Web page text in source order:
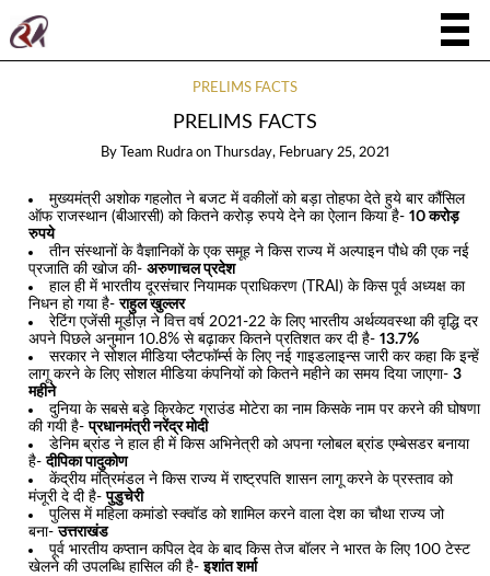
PRELIMS FACTS
PRELIMS FACTS
By Team Rudra on Thursday, February 25, 2021
मुख्यमंत्री अशोक गहलोत ने बजट में वकीलों को बड़ा तोहफा देते हुये बार कौंसिल
ऑफ राजस्थान (बीआरसी) को कितने करोड़ रुपये देने का ऐलान किया है-10 करोड़
रुपये
तीन संस्थानों के वैज्ञानिकों के एक समूह ने किस राज्य में अल्पाइन पौधे की एक नई
प्रजाति की खोज की-अरुणाचल प्रदेश
हाल ही में भारतीय दूरसंचार नियामक प्राधिकरण (TRAI) के किस पूर्व अध्यक्ष का
निधन हो गया है-राहुल खुल्लर
रेटिंग एजेंसी मूडीज़ ने वित्त वर्ष 2021-22 के लिए भारतीय अर्थव्यवस्था की वृद्धि दर
अपने पिछले अनुमान 10.8% से बढ़ाकर कितने प्रतिशत कर दी है-13.7%
सरकार ने सोशल मीडिया प्लैटफॉर्म्स के लिए नई गाइडलाइन्स जारी कर कहा कि इन्हें
लागू करने के लिए सोशल मीडिया कंपनियों को कितने महीने का समय दिया जाएगा-3
महीने
दुनिया के सबसे बड़े क्रिकेट ग्राउंड मोटेरा का नाम किसके नाम पर करने की घोषणा
की गयी है-प्रधानमंत्री नरेंद्र मोदी
डेनिम ब्रांड ने हाल ही में किस अभिनेत्री को अपना ग्लोबल ब्रांड एम्बेसडर बनाया
है-दीपिका पादुकोण
केंद्रीय मंत्रिमंडल ने किस राज्य में राष्ट्रपति शासन लागू करने के प्रस्ताव को
मंजूरी दे दी है-पुडुचेरी
पुलिस में महिला कमांडो स्क्वॉड को शामिल करने वाला देश का चौथा राज्य जो
बना-उत्तराखंड
पूर्व भारतीय कप्तान कपिल देव के बाद किस तेज बॉलर ने भारत के लिए 100 टेस्ट
खेलने की उपलब्धि हासिल की है-इशांत शर्मा